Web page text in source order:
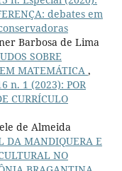
debates em
Barbosa de Lima
SOBRE
MATEMÁTICA ,
n. 1 (2023): POR
CURRÍCULO
de Almeida
DA MANDIQUERA E
NO